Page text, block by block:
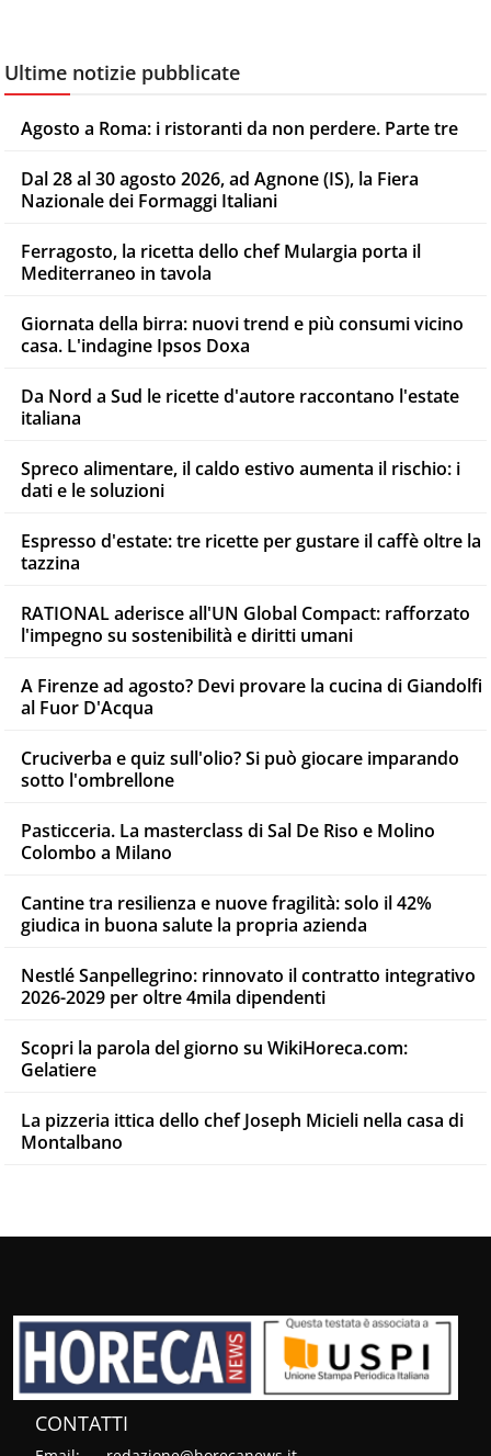
Ultime notizie pubblicate
Agosto a Roma: i ristoranti da non perdere. Parte tre
Dal 28 al 30 agosto 2026, ad Agnone (IS), la Fiera
Nazionale dei Formaggi Italiani
Ferragosto, la ricetta dello chef Mulargia porta il
Mediterraneo in tavola
Giornata della birra: nuovi trend e più consumi vicino
casa. L'indagine Ipsos Doxa
Da Nord a Sud le ricette d'autore raccontano l'estate
italiana
Spreco alimentare, il caldo estivo aumenta il rischio: i
dati e le soluzioni
Espresso d'estate: tre ricette per gustare il caffè oltre la
tazzina
RATIONAL aderisce all'UN Global Compact: rafforzato
l'impegno su sostenibilità e diritti umani
A Firenze ad agosto? Devi provare la cucina di Giandolfi
al Fuor D'Acqua
Cruciverba e quiz sull'olio? Si può giocare imparando
sotto l'ombrellone
Pasticceria. La masterclass di Sal De Riso e Molino
Colombo a Milano
Cantine tra resilienza e nuove fragilità: solo il 42%
giudica in buona salute la propria azienda
Nestlé Sanpellegrino: rinnovato il contratto integrativo
2026-2029 per oltre 4mila dipendenti
Scopri la parola del giorno su WikiHoreca.com:
Gelatiere
La pizzeria ittica dello chef Joseph Micieli nella casa di
Montalbano
CONTATTI